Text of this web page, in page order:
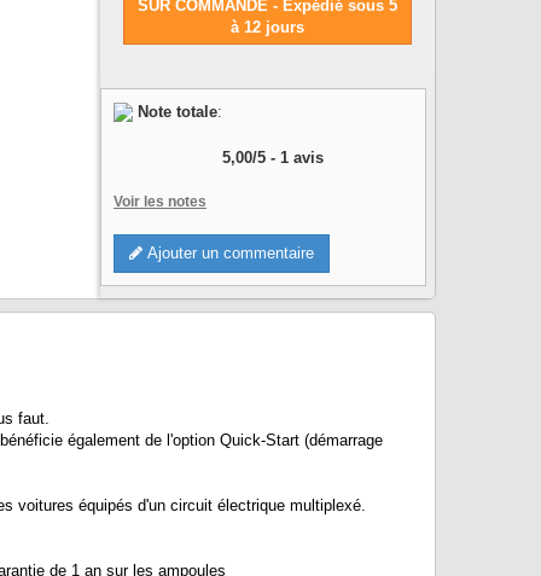
SUR COMMANDE - Expédié sous 5
à 12 jours
Note totale:
5,00/5 - 1 avis
Voir les notes
Ajouter un commentaire
faut.
également de l'option Quick-Start (démarrage
voitures équipés d'un circuit électrique multiplexé.
de 1 an sur les ampoules